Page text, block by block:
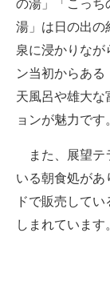
の湯」「こっち
湯」は日の出の
泉に浸かりなが
ン当初からあ
天風呂や雄大な
ョンが魅力です
また、展望テ
いる朝食処があ
ドで販売して
しまれています